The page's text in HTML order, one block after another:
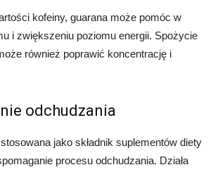
kofeiny, guarana może pomóc w
i zwiększeniu poziomu energii. Spożycie
również poprawić koncentrację i
odchudzania
jako składnik suplementów diety
procesu odchudzania. Działa